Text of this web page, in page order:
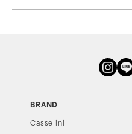
BRAND
Casselini